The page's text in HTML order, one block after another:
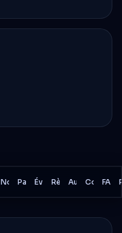
Nouvelles de Trading
Paiements
Évaluation
Règles de Trading
Autres Détails
FAQ